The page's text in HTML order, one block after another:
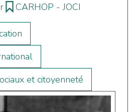
CARHOP - JOCI
et citoyenneté